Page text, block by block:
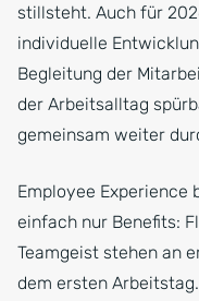
stillsteht. Auch für
individuelle
Begleitung der
der Arbeitsalltag
gemeinsam weiter
Employee Experience
einfach nur Benefits:
Teamgeist stehen an
dem ersten